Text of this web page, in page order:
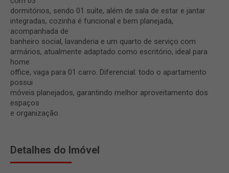
dormitórios, sendo 01 suíte, além de sala de estar e jantar
integradas, cozinha é funcional e bem planejada,
acompanhada de
banheiro social, lavanderia e um quarto de serviço com
armários, atualmente adaptado como escritório, ideal para
home
office, vaga para 01 carro. Diferencial: todo o apartamento
possui
móveis planejados, garantindo melhor aproveitamento dos
espaços
e organização.
Detalhes do Imóvel